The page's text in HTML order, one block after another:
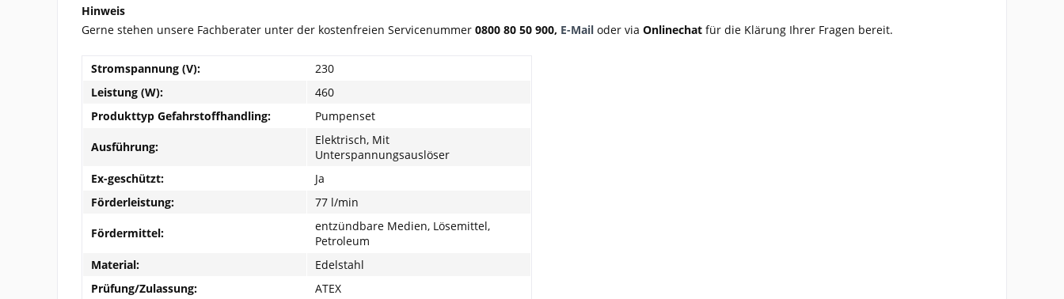
Hinweis
Gerne stehen unsere Fachberater unter der kostenfreien Servicenummer 0800 80 50 900, E-Mail oder via Onlinechat für die Klärung Ihrer Fragen bereit.
Stromspannung (V):
230
Leistung (W):
460
Produkttyp Gefahrstoffhandling:
Pumpenset
Ausführung:
Elektrisch, Mit
Unterspannungsauslöser
Ex-geschützt:
Ja
Förderleistung:
77 l/min
Fördermittel:
entzündbare Medien, Lösemittel,
Petroleum
Material:
Edelstahl
Prüfung/Zulassung:
ATEX